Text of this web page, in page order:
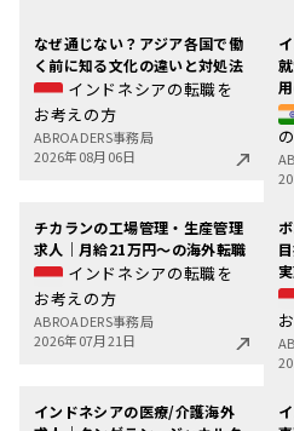
なぜ通じない？アジア各国で働
く前に知る文化の違いと対処法
インドネシアの転職を
お考えの方
ABROADERS事務局
2026年08月06日
チカランの工場管理・生産管理
求人｜月給21万円〜の海外転職
インドネシアの転職を
お考えの方
ABROADERS事務局
2026年07月21日
インドネシアの医療/介護海外